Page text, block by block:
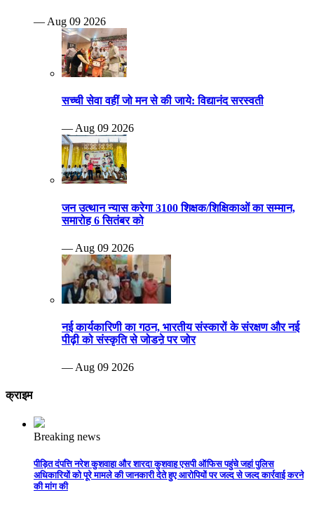
— Aug 09 2026
सच्ची सेवा वहीं जो मन से की जाये: विद्यानंद सरस्वती
— Aug 09 2026
जन उत्थान न्यास करेगा 3100 शिक्षक/शिक्षिकाओं का सम्मान,
समारोह 6 सितंबर को
— Aug 09 2026
नई कार्यकारिणी का गठन, भारतीय संस्कारों के संरक्षण और नई
पीढ़ी को संस्कृति से जोडऩे पर जोर
— Aug 09 2026
क्राइम
Breaking news
पीड़ित दंपत्ति नरेश कुशवाहा और शारदा कुशवाह एसपी ऑफिस पहुंचे जहां पुलिस
अधिकारियों को पूरे मामले की जानकारी देते हुए आरोपियों पर जल्द से जल्द कार्रवाई करने
की मांग की